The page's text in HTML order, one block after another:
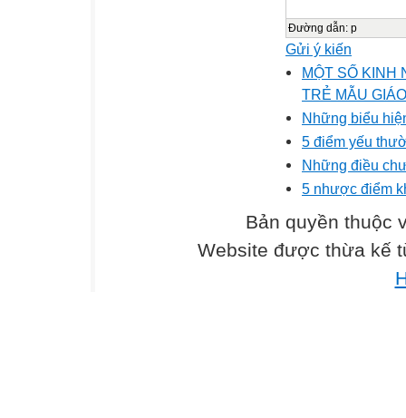
Đường dẫn: p
Gửi ý kiến
MỘT SỐ KINH
TRẺ MẪU
Những biểu
5 điểm yếu
Những điều
5 nhược điểm
Bản quyền thuộc
Website được thừa kế